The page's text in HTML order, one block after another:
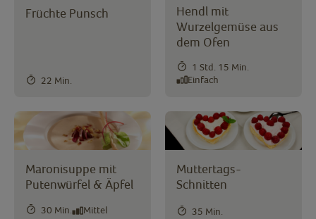
Früchte Punsch
22 Min.
Hendl mit
Wurzelgemüse aus
dem Ofen
1 Std. 15 Min.
Einfach
Maronisuppe mit
Putenwürfel & Äpfel
30 Min. Mittel
Muttertags-
Schnitten
35 Min.